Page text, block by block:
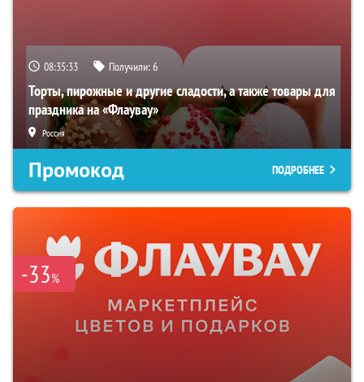
08:35:32 Получили:6
Торты, пирожные и другие сладости, а также товары для
праздника на «Флаувау»
Россия
Промокод ПОДРОБНЕЕ
-33%